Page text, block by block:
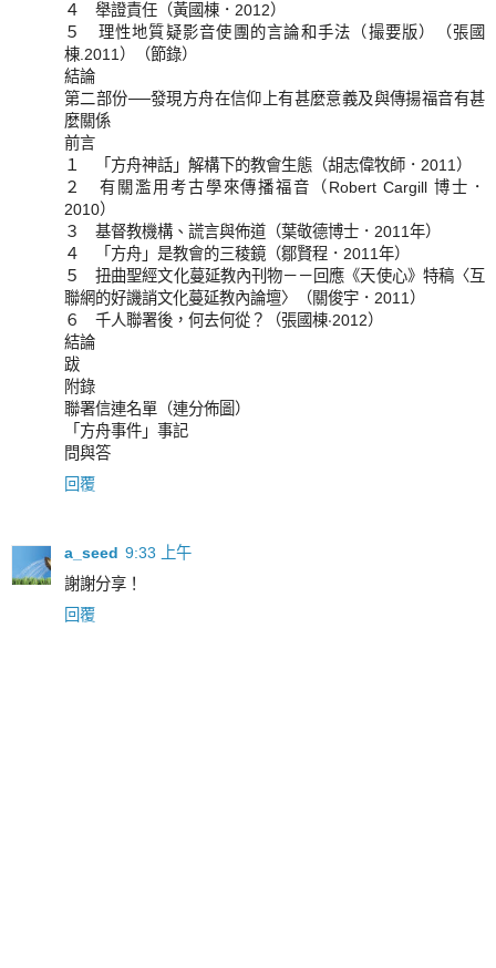
４ 舉證責任（黃國棟．2012）
５ 理性地質疑影音使團的言論和手法（撮要版）（張國
棟.2011）（節錄）
結論
第二部份──發現方舟在信仰上有甚麼意義及與傳揚福音有甚
麼關係
前言
１ 「方舟神話」解構下的教會生態（胡志偉牧師．2011）
２ 有關濫用考古學來傳播福音（Robert Cargill 博士．
2010）
３ 基督教機構、謊言與佈道（葉敬德博士．2011年）
４ 「方舟」是教會的三稜鏡（鄒賢程．2011年）
５ 扭曲聖經文化蔓延教內刊物－－回應《天使心》特稿〈互
聯網的好譏誚文化蔓延教內論壇〉（關俊宇．2011）
６ 千人聯署後，何去何從？（張國棟‧2012）
結論
跋
附錄
聯署信連名單（連分佈圖）
「方舟事件」事記
問與答
回覆
a_seed 9:33 上午
謝謝分享！
回覆